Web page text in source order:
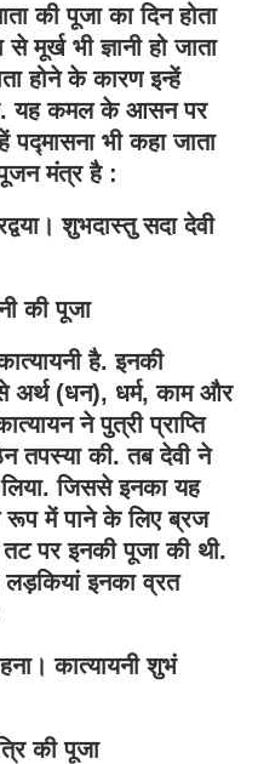
की पूजा का दिन होता
मूर्ख भी ज्ञानी हो जाता
होने के कारण इन्हें
है. यह कमल के आसन पर
पद्मासना भी कहा जाता
मंत्र है :
शुभदास्तु सदा देवी
की पूजा
है. इनकी
अर्थ (धन), धर्म, काम और
ने पुत्री प्राप्ति
तपस्या की. तब देवी ने
जिससे इनका यह
रूप में पाने के लिए ब्रज
तट पर इनकी पूजा की थी.
इनका व्रत
कात्यायनी शुभं
की पूजा